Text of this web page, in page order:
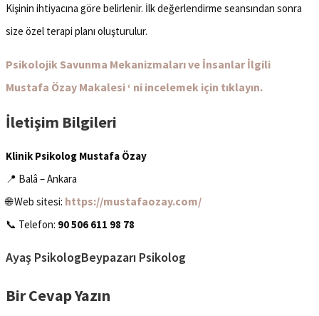
Kişinin ihtiyacına göre belirlenir. İlk değerlendirme seansından sonra
size özel terapi planı oluşturulur.
Psikolojik Savunma Mekanizmaları ve İnsanlar İlgili
Mustafa Özay Makalesi ‘ ni incelemek için tıklayın.
İletişim Bilgileri
Klinik Psikolog Mustafa Özay
📍 Balâ – Ankara
🌐 Web sitesi: https://mustafaozay.com/
📞 Telefon: 90 506 611 98 78
Ayaş PsikologBeypazarı Psikolog
Bir Cevap Yazın